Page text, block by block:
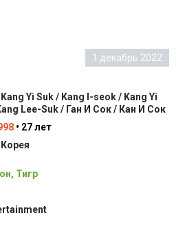
1 декабрь 2022
Yi Suk / Kang I-seok / Kang Yi
Lee-Suk / Ган И Сок / Кан И Сок
• 27 лет
Тигр